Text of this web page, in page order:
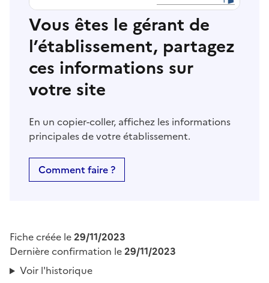
Vous êtes le gérant de
l’établissement, partagez
ces informations sur
votre site
En un copier-coller, affichez les informations
principales de votre établissement.
Comment faire ?
Fiche créée le29/11/2023
Dernière confirmation le29/11/2023
Voir l'historique